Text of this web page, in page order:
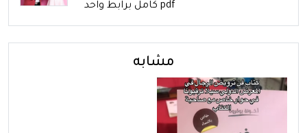
pdf كامل برابط واحد
مشابه